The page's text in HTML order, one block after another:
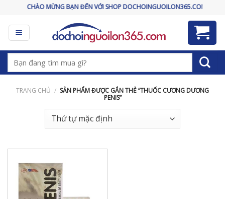
content
CHÀO MỪNG BẠN ĐẾN VỚI SHOP DOCHOINGUOILON365.COM
Tìm
kiếm:
TRANG CHỦ / SẢN PHẨM ĐƯỢC GẮN THẺ “THUỐC CƯƠNG DƯƠNG
PENIS”